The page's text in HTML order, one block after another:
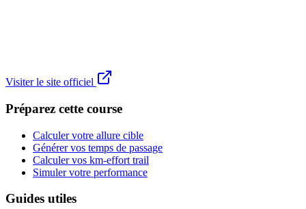
Visiter le site officiel
Préparez cette course
Calculer votre allure cible
Générer vos temps de passage
Calculer vos km-effort trail
Simuler votre performance
Guides utiles